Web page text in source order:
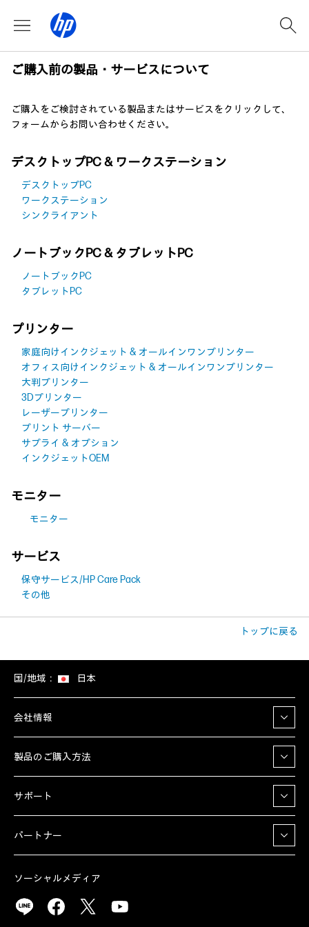
ご購入前の製品・サービスについて
ご購入をご検討されている製品またはサービスをクリックして、
フォームからお問い合わせください。
デスクトップPC & ワークステーション
デスクトップPC
ワークステーション
シンクライアント
ノートブックPC & タブレットPC
ノートブックPC
タブレットPC
プリンター
家庭向けインクジェット & オールインワンプリンター
オフィス向けインクジェット & オールインワンプリンター
大判プリンター
3Dプリンター
レーザープリンター
プリント サーバー
サプライ & オプション
インクジェットOEM
モニター
モニター
サービス
保守サービス/HP Care Pack
その他
トップに戻る
国/地域： 日本
会社情報
製品のご購入方法
サポート
パートナー
ソーシャルメディア